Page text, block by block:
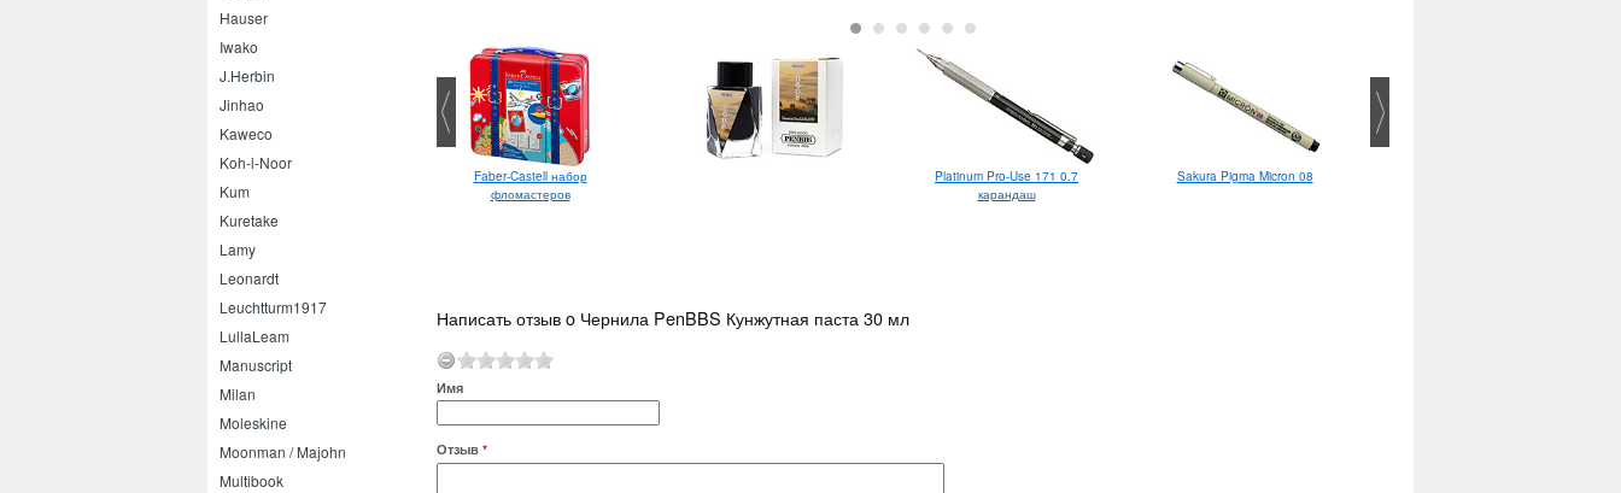
Hauser
Iwako
J.Herbin
Jinhao
Kaweco
Koh-i-Noor
Kum
Kuretake
Lamy
Leonardt
Leuchtturm1917
LullaLeam
Manuscript
Milan
Moleskine
Moonman / Majohn
Multibook
Faber-Castell набор
фломастеров
Platinum Pro-Use 171 0.7
карандаш
Sakura Pigma Micron 08
Написать отзыв o Чернила PenBBS Кунжутная паста 30 мл
Имя
Отзыв *